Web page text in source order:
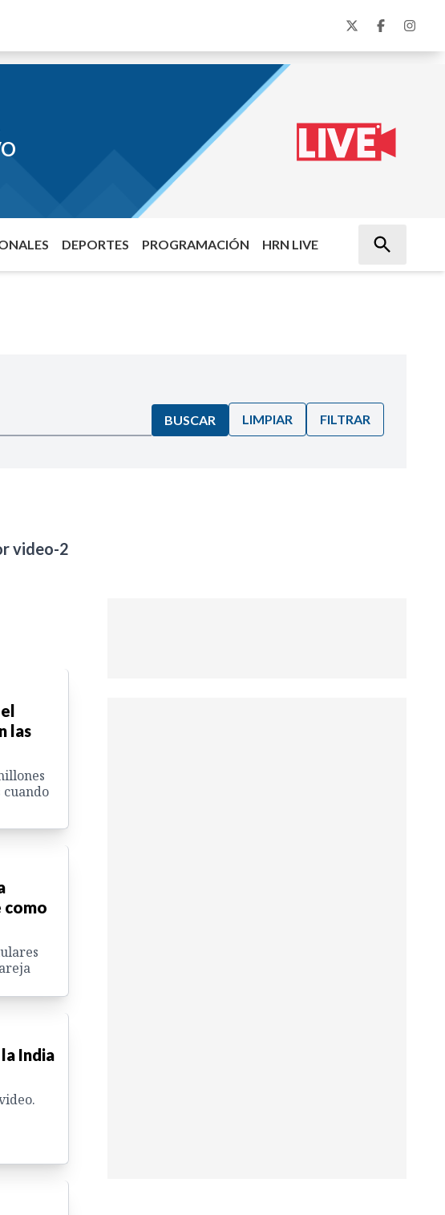
DEPORTES PROGRAMACIÓN HRN LIVE
BUSCAR LIMPIAR FILTRAR
video-2
las
cuando
como
India